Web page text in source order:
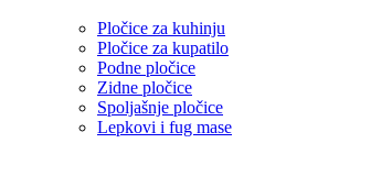
Pločice za kuhinju
Pločice za kupatilo
Podne pločice
Zidne pločice
Spoljašnje pločice
Lepkovi i fug mase